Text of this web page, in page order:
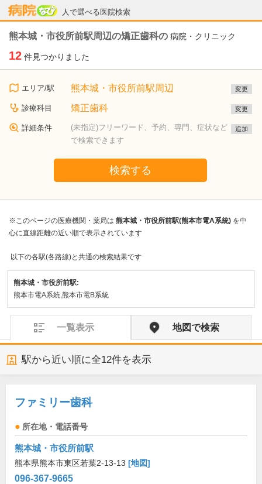
人で選べる医院検索
病院なび
熊本城・市役所前駅周辺の矯正歯科の 病院・クリニック
12 件見つかりました
エリア/駅 熊本城・市役所前駅周辺 変更
診療科目 矯正歯科 変更
詳細条件
(未指定)フリーワード、予約、専門、症状など
で検索できます
追加
検索する
※このページの医療機関・薬局は 熊本城・市役所前駅(熊本市電A系統) を中
心に直線距離の近い順で表示されています
以下の各駅(各路線)と共通の検索結果です
熊本城・市役所前駅:
熊本市電A系統,熊本市電B系統
一覧表示 地図で検索
駅から近い順に全12件を表示
ファミリー歯科
所在地・電話番号
熊本城・市役所前駅
熊本県熊本市東区若葉2-13-13 [地図]
096-367-9665